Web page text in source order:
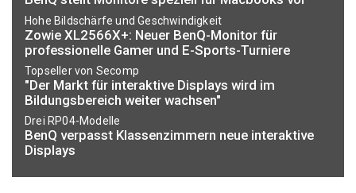
Hohe Bildschärfe und Geschwindigkeit
Zowie XL2566X+: Neuer BenQ-Monitor für
professionelle Gamer und E-Sports-Turniere
Topseller von Secomp
"Der Markt für interaktive Displays wird im
Bildungsbereich weiter wachsen"
Drei RP04-Modelle
BenQ verpasst Klassenzimmern neue interaktive
Displays